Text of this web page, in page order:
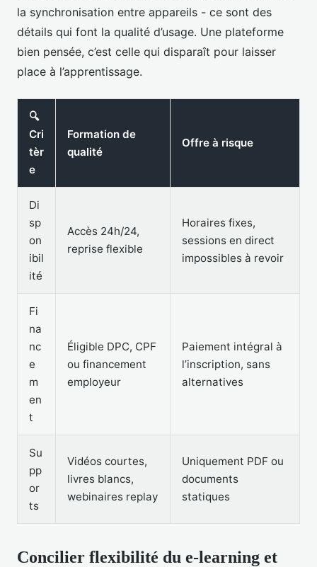
la synchronisation entre appareils - ce sont des
détails qui font la qualité d’usage. Une plateforme
bien pensée, c’est celle qui disparaît pour laisser
place à l’apprentissage.
🔍
Cri
tèr
e
Formation de
qualité
Offre à risque
Di
sp
on
ibil
ité
Accès 24h/24,
reprise flexible
Horaires fixes,
sessions en direct
impossibles à revoir
Fi
na
nc
e
m
en
t
Éligible DPC, CPF
ou financement
employeur
Paiement intégral à
l’inscription, sans
alternatives
Su
pp
or
ts
Vidéos courtes,
livres blancs,
webinaires replay
Uniquement PDF ou
documents
statiques
Concilier flexibilité du e-learning et